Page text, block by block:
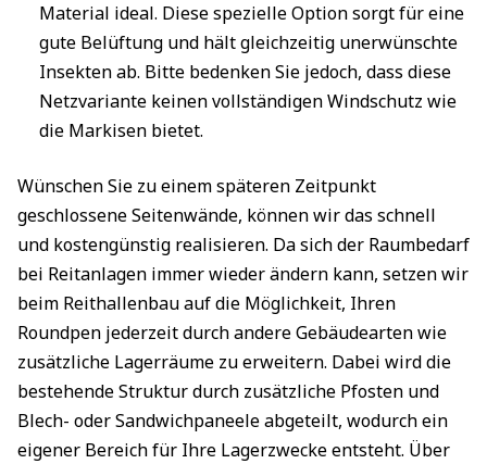
Material ideal. Diese spezielle Option sorgt für eine
gute Belüftung und hält gleichzeitig unerwünschte
Insekten ab. Bitte bedenken Sie jedoch, dass diese
Netzvariante keinen vollständigen Windschutz wie
die Markisen bietet.
Wünschen Sie zu einem späteren Zeitpunkt
geschlossene Seitenwände, können wir das schnell
und kostengünstig realisieren. Da sich der Raumbedarf
bei Reitanlagen immer wieder ändern kann, setzen wir
beim Reithallenbau auf die Möglichkeit, Ihren
Roundpen jederzeit durch andere Gebäudearten wie
zusätzliche Lagerräume zu erweitern. Dabei wird die
bestehende Struktur durch zusätzliche Pfosten und
Blech- oder Sandwichpaneele abgeteilt, wodurch ein
eigener Bereich für Ihre Lagerzwecke entsteht. Über